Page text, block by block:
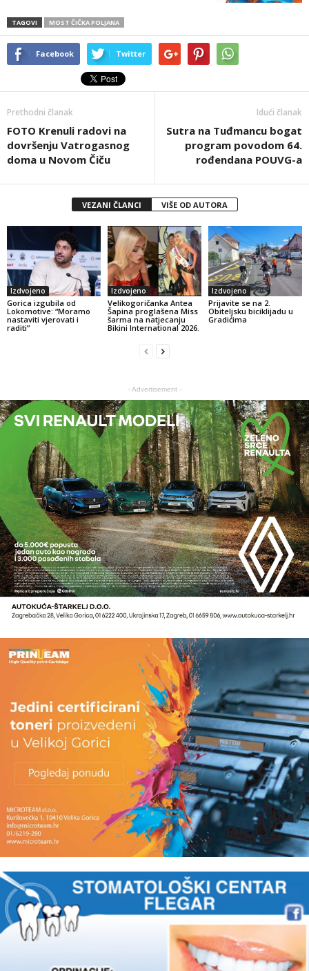
TAGOVI MOST ČIČKA POLJANA
Facebook Twitter
Prethodni članak
FOTO Krenuli radovi na
dovršenju Vatrogasnog
doma u Novom Čiču
Idući članak
Sutra na Tuđmancu bogat
program povodom 64.
rođendana POUVG-a
VEZANI ČLANCI VIŠE OD AUTORA
Izdvojeno
Gorica izgubila od
Lokomotive: “Moramo
nastaviti vjerovati i
raditi”
Izdvojeno
Velikogoričanka Antea
Šapina proglašena Miss
šarma na natjecanju
Bikini International 2026.
Izdvojeno
Prijavite se na 2.
Obiteljsku biciklijadu u
Gradićima
- Advertisement -